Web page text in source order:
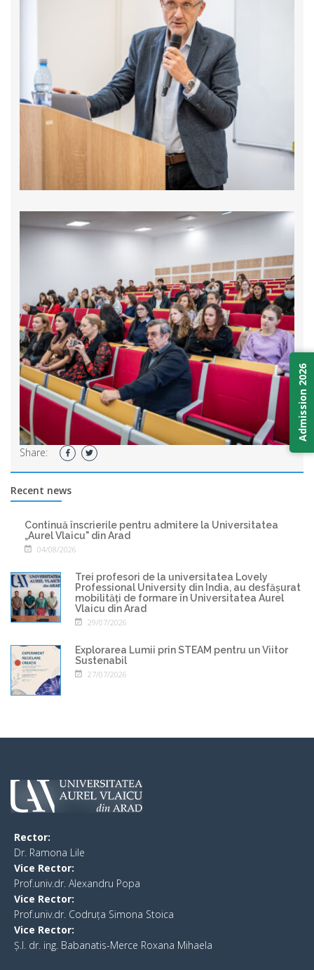
Share:
Recent news
Continuă înscrierile pentru admitere la Universitatea
„Aurel Vlaicu" din Arad
04/08/2026
Trei profesori de la universitatea Lovely
Professional University din India, au desfășurat
mobilități de formare în Universitatea Aurel
Vlaicu din Arad
29/07/2026
Explorarea Lumii prin STEAM pentru un Viitor
Sustenabil
27/07/2026
Rector:
​Dr. Ramona Lile
Vice Rector:
Prof.univ.dr. Alexandru Popa
Vice Rector:
Prof.univ.dr. Codruța Simona Stoica
Vice Rector:
Ș.I. dr. ing. Babanatis-Merce Roxana Mihaela
Admission 2026